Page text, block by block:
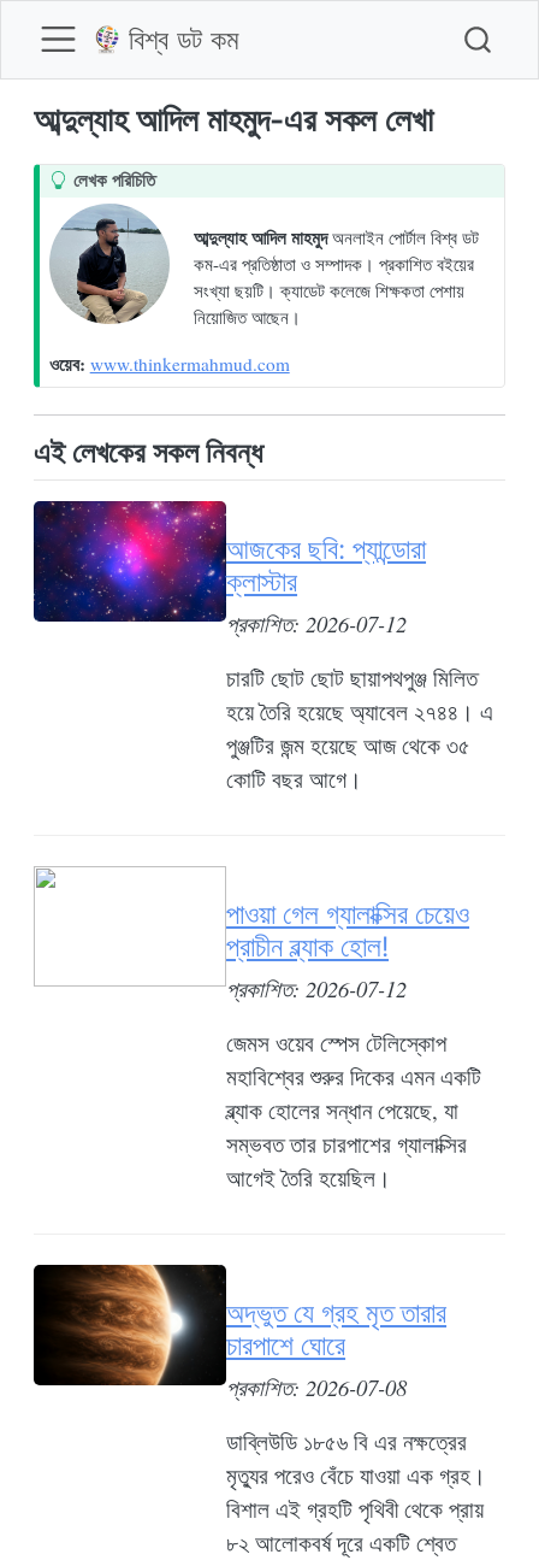
বিশ্ব ডট কম
আব্দুল্যাহ আদিল মাহমুদ-এর সকল লেখা
T
p
লেখক পরিচিতি
আব্দুল্যাহ আদিল মাহমুদঅনলাইন পোর্টাল বিশ্ব ডট
কম-এর প্রতিষ্ঠাতা ও সম্পাদক। প্রকাশিত বইয়ের
সংখ্যা ছয়টি। ক্যাডেট কলেজে শিক্ষকতা পেশায়
নিয়োজিত আছেন।
ওয়েব: www.thinkermahmud.com
এই লেখকের সকল নিবন্ধ
আজকের ছবি: প্যান্ডোরা
ক্লাস্টার
প্রকাশিত: 2026-07-12
চারটি ছোট ছোট ছায়াপথপুঞ্জ মিলিত
হয়ে তৈরি হয়েছে অ্যাবেল ২৭৪৪। এ
পুঞ্জটির জন্ম হয়েছে আজ থেকে ৩৫
কোটি বছর আগে।
পাওয়া গেল গ্যালাক্সির চেয়েও
প্রাচীন ব্ল্যাক হোল!
প্রকাশিত: 2026-07-12
জেমস ওয়েব স্পেস টেলিস্কোপ
মহাবিশ্বের শুরুর দিকের এমন একটি
ব্ল্যাক হোলের সন্ধান পেয়েছে, যা
সম্ভবত তার চারপাশের গ্যালাক্সির
আগেই তৈরি হয়েছিল।
অদ্ভুত যে গ্রহ মৃত তারার
চারপাশে ঘোরে
প্রকাশিত: 2026-07-08
ডাব্লিউডি ১৮৫৬ বি এর নক্ষত্রের
মৃত্যুর পরেও বেঁচে যাওয়া এক গ্রহ।
বিশাল এই গ্রহটি পৃথিবী থেকে প্রায়
৮২ আলোকবর্ষ দূরে একটি শ্বেত